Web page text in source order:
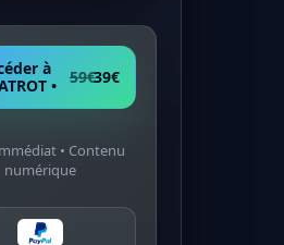
à
•
59€39€
• Contenu
numérique